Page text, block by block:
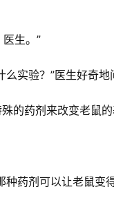
生。”
实验？”医生好奇地
药剂来改变老鼠的
药剂可以让老鼠变